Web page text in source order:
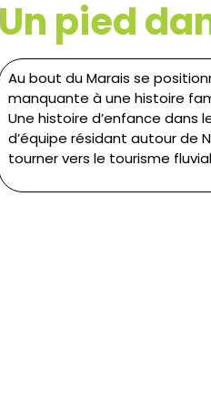
Un pied
Au bout du Marais se
manquante à une histoire
Une histoire d’enfance dans
d’équipe résidant autour de
tourner vers le tourisme